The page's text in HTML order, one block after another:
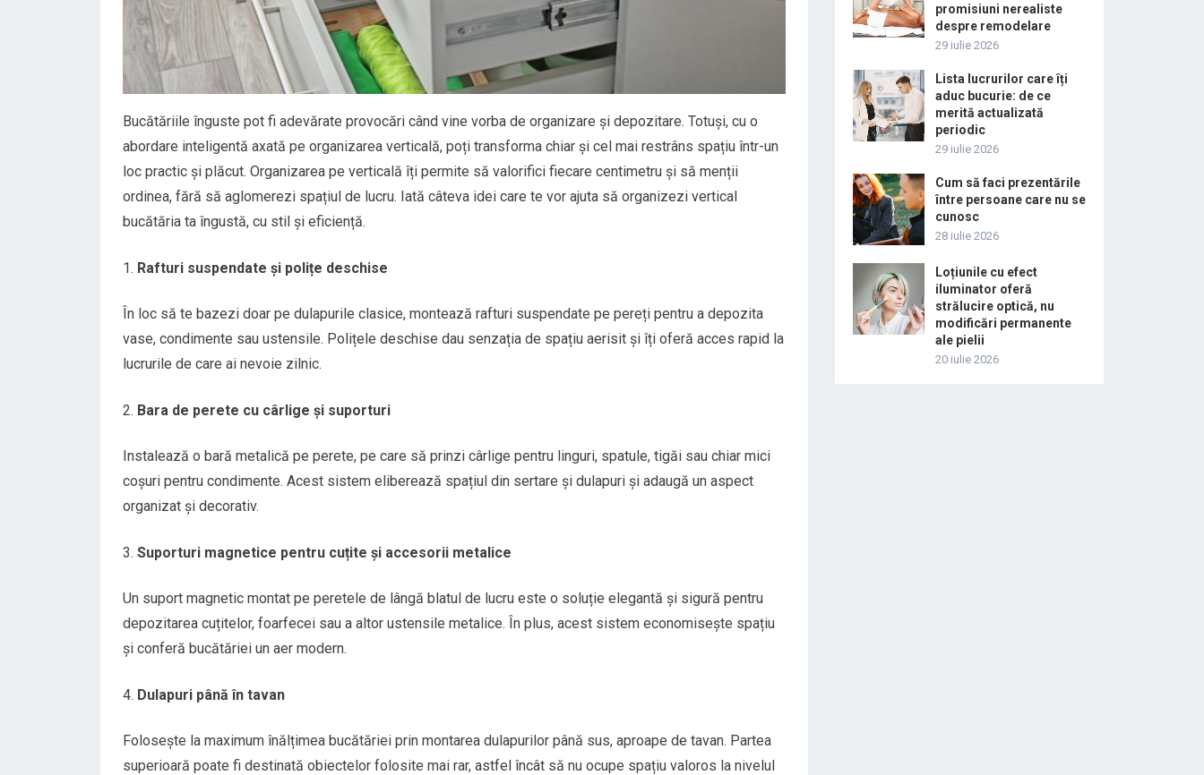
Bucătăriile înguste pot fi adevărate provocări când vine vorba de organizare și depozitare. Totuși, cu o
abordare inteligentă axată pe organizarea verticală, poți transforma chiar și cel mai restrâns spațiu într-un
loc practic și plăcut. Organizarea pe verticală îți permite să valorifici fiecare centimetru și să menții
ordinea, fără să aglomerezi spațiul de lucru. Iată câteva idei care te vor ajuta să organizezi vertical
bucătăria ta îngustă, cu stil și eficiență.
Rafturi suspendate și polițe deschise
În loc să te bazezi doar pe dulapurile clasice, montează rafturi suspendate pe pereți pentru a depozita
vase, condimente sau ustensile. Polițele deschise dau senzația de spațiu aerisit și îți oferă acces rapid la
lucrurile de care ai nevoie zilnic.
Bara de perete cu cârlige și suporturi
Instalează o bară metalică pe perete, pe care să prinzi cârlige pentru linguri, spatule, tigăi sau chiar mici
coșuri pentru condimente. Acest sistem eliberează spațiul din sertare și dulapuri și adaugă un aspect
organizat și decorativ.
Suporturi magnetice pentru cuțite și accesorii metalice
Un suport magnetic montat pe peretele de lângă blatul de lucru este o soluție elegantă și sigură pentru
depozitarea cuțitelor, foarfecei sau a altor ustensile metalice. În plus, acest sistem economisește spațiu
și conferă bucătăriei un aer modern.
Dulapuri până în tavan
Folosește la maximum înălțimea bucătăriei prin montarea dulapurilor până sus, aproape de tavan. Partea
superioară poate fi destinată obiectelor folosite mai rar, astfel încât să nu ocupe spațiu valoros la nivelul
promisiuni nerealiste
despre remodelare
29 iulie 2026
Lista lucrurilor care îți
aduc bucurie: de ce
merită actualizată
periodic
29 iulie 2026
Cum să faci prezentările
între persoane care nu se
cunosc
28 iulie 2026
Loțiunile cu efect
iluminator oferă
strălucire optică, nu
modificări permanente
ale pielii
20 iulie 2026